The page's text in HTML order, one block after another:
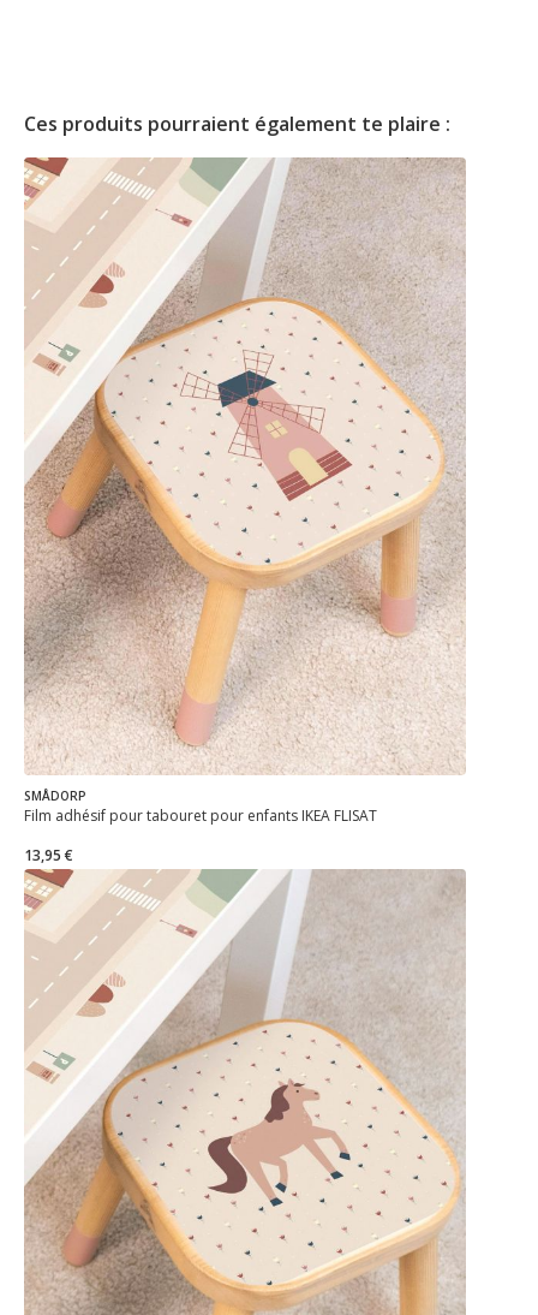
Ces produits pourraient également te plaire :
SMÅDORP
Film adhésif pour tabouret pour enfants IKEA FLISAT
13,95 €